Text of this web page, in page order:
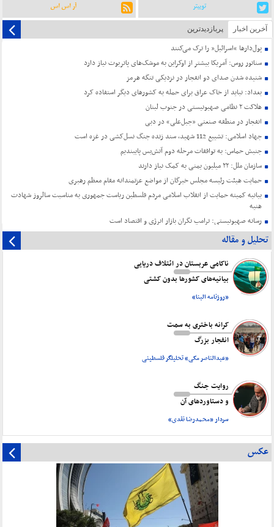
توییتر آر اس اس
آخرین اخبار پربازدیدترین
پول‌دارها “اسرائیل” را ترک می‌کنند
سناتور روس: آمریکا بیشتر از اوکراین به موشک‌های پاتریوت نیاز دارد
شنیده شدن صدای دو انفجار در نزدیکی تنگه هرمز
بغداد: نباید از خاک عراق برای حمله به کشورهای دیگر استفاده کرد
هلاکت ۲ نظامی صهیونیستی در جنوب لبنان
انفجار در منطقه صنعتی «جبل‌علی» در دبی
جهاد اسلامی: تشییع 112 شهید، سند زنده جنگ نسل‌کشی در غزه است
جنبش حماس: به توافقات مرحله دوم آتش‌بس پایبندیم
سازمان ملل: ۲۲ میلیون یمنی به کمک نیاز دارند
حمایت هیئت رئیسه مجلس خبرگان از مواضع عزتمندانه مقام معظم رهبری
بیانیه کمیته حمایت از انقلاب اسلامی مردم فلسطین ریاست جمهوری به مناسبت سالروز شهادت
هنیه
رسانه صهیونیستی: ترامپ نگران بازار انرژی و اقتصاد است
تحلیل و مقاله
ناکامی عربستان در ائتلاف دریایی
بیانیه‌های کشورها بدون کشتی
«روزنامه البنا»
کرانه باختری به سمت
انفجار بزرگ
«عبدالناصر مکی» تحلیلگر فلسطینی
روایت جنگ
و دستاورد‌های آن
سردار «محمدرضا نقدی»
عکس